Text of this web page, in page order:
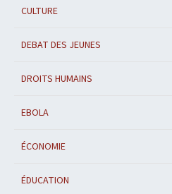
CULTURE
DEBAT DES JEUNES
DROITS HUMAINS
EBOLA
ÉCONOMIE
ÉDUCATION